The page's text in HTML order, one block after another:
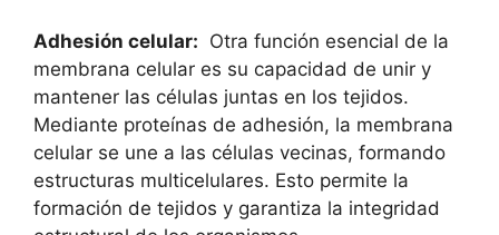
Adhesión celular: ⁣ Otra función esencial​ de la‌
membrana celular ⁢es su capacidad de unir y
mantener las ​células juntas ⁤en los tejidos.
Mediante proteínas de adhesión,‌ la membrana‌
celular se une ​a las células ⁤vecinas, formando
estructuras⁤ multicelulares. ‍Esto ​permite la‌
formación de​ tejidos y garantiza​ la integridad